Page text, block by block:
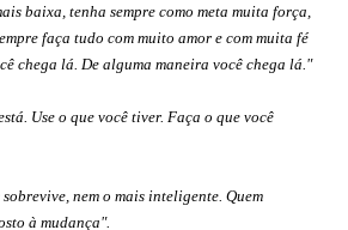
baixa, tenha sempre como meta muita força,
faça tudo com muito amor e com muita fé
chega lá. De alguma maneira você chega lá."
Use o que você tiver. Faça o que você
nem o mais inteligente. Quem
à mudança".